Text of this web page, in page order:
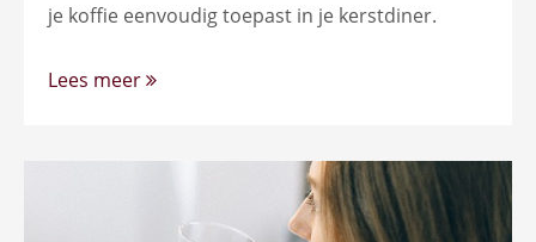
je koffie eenvoudig toepast in je kerstdiner.
Lees meer